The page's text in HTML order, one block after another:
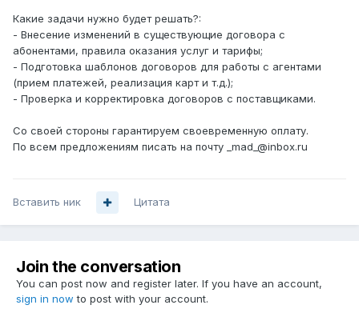
Какие задачи нужно будет решать?:
- Внесение изменений в существующие договора с
абонентами, правила оказания услуг и тарифы;
- Подготовка шаблонов договоров для работы с агентами
(прием платежей, реализация карт и т.д.);
- Проверка и корректировка договоров с поставщиками.
Со своей стороны гарантируем своевременную оплату.
По всем предложениям писать на почту _mad_@inbox.ru
Вставить ник Цитата
Join the conversation
You can post now and register later. If you have an account,
sign in now to post with your account.